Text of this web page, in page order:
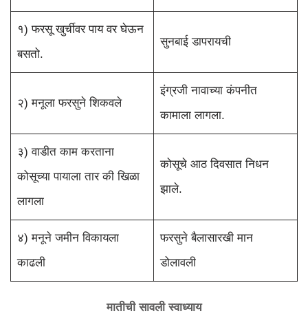
१) फरसू खुर्चीवर पाय वर घेऊन
बसतो.
सुनबाई डापरायची
२) मनूला फरसुने शिकवले
इंग्रजी नावाच्या कंपनीत
कामाला लागला.
३) वाडीत काम करताना
कोसूच्या पायाला तार की खिळा
लागला
कोसूचे आठ दिवसात निधन
झाले.
४) मनूने जमीन विकायला
काढली
फरसुने बैलासारखी मान
डोलावली
मातीची सावली स्वाध्याय